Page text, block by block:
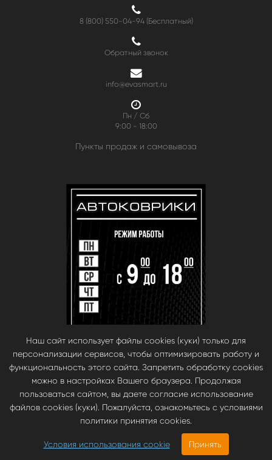
8 (800) 550-04-94(Бесплатный)
Обратный звонок
info@evasmart.ru
Пн / Сб
9:00 - 18:00
Пункты продаж и самовывоза
© babara 2014. При публикации материалов с сайта, ссылка на сайт
Инновационные автомобильные ЭВА коврики EVA Smart —
https://evasmart.ru
Наш сайт использует файлы cookies (куки) только для
персонализации сервисов, чтобы оптимизировать работу и
функциональность этого сайта. Запретить обработку cookies
можно в настройках Вашего браузера. Продолжая
пользоваться сайтом, вы даете согласие использование
файлов cookies (куки). Пожалуйста, ознакомьтесь с условиями
политики принятия cookies.
Условия использования cookie Принять